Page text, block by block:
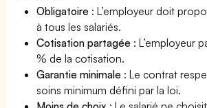
Obligatoire : L’employeur doit
à tous les salariés.
Cotisation partagée : L’employeur
% de la cotisation.
Garantie minimale : Le contrat
soins minimum défini par la loi.